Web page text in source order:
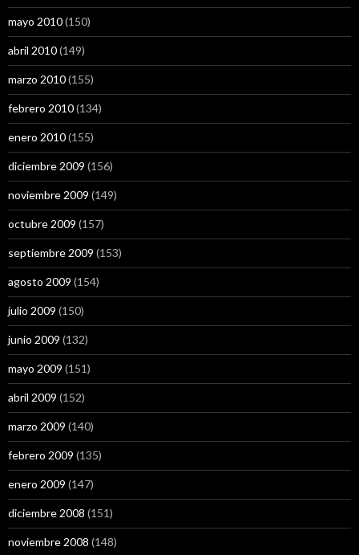
mayo 2010(150)
abril 2010(149)
marzo 2010(155)
febrero 2010(134)
enero 2010(155)
diciembre 2009 (156)
noviembre 2009 (149)
octubre 2009 (157)
septiembre 2009 (153)
agosto 2009 (154)
julio 2009 (150)
junio 2009 (132)
mayo 2009 (151)
abril 2009 (152)
marzo 2009 (140)
febrero 2009 (135)
enero 2009 (147)
diciembre 2008 (151)
noviembre 2008 (148)